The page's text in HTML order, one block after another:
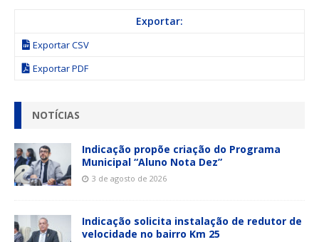
Exportar:
Exportar CSV
Exportar PDF
NOTÍCIAS
Indicação propõe criação do Programa
Municipal “Aluno Nota Dez”
3 de agosto de 2026
Indicação solicita instalação de redutor de
velocidade no bairro Km 25